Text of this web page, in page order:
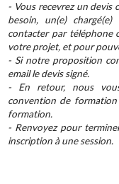
- Vous recevrez un
besoin, un(e)
contacter par téléphone
votre projet, et pour
- Si notre proposition
email le devis signé.
- En retour, nous
convention de
formation.
- Renvoyez pour
inscription à une session.